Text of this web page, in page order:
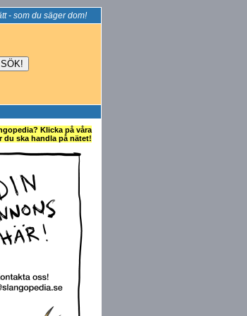
- som du säger dom!
Klicka på våra
du ska handla på nätet!